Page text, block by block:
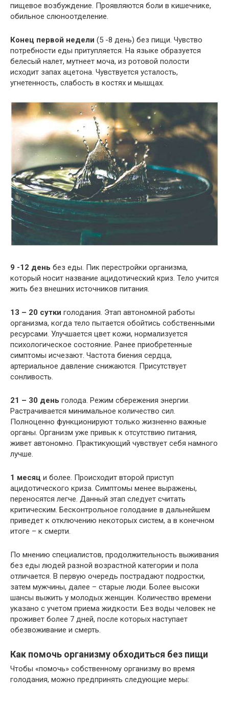
пищевое возбуждение. Проявляются боли в кишечнике,
обильное слюноотделение.
Конец первой недели (5 -8 день) без пищи. Чувство
потребности еды притупляется. На языке образуется
белесый налет, мутнеет моча, из ротовой полости
исходит запах ацетона. Чувствуется усталость,
угнетенность, слабость в костях и мышцах.
9 -12 день без еды. Пик перестройки организма,
который носит название ацидотический криз. Тело учится
жить без внешних источников питания.
13 – 20 сутки голодания. Этап автономной работы
организма, когда тело пытается обойтись собственными
ресурсами. Улучшается цвет кожи, нормализуется
психологическое состояние. Ранее приобретенные
симптомы исчезают. Частота биения сердца,
артериальное давление снижаются. Присутствует
сонливость.
21 – 30 день голода. Режим сбережения энергии.
Растрачивается минимальное количество сил.
Полноценно функционируют только жизненно важные
органы. Организм уже привык к отсутствию питания,
живет автономно. Практикующий чувствует себя намного
лучше.
1 месяц и более. Происходит второй приступ
ацидотического криза. Симптомы менее выражены,
переносятся легче. Данный этап следует считать
критическим. Бесконтрольное голодание в дальнейшем
приведет к отключению некоторых систем, а в конечном
итоге – к смерти.
По мнению специалистов, продолжительность выживания
без еды людей разной возрастной категории и пола
отличается. В первую очередь пострадают подростки,
затем мужчины, далее – старые люди. Более высоки
шансы выжить у молодых женщин. Количество времени
указано с учетом приема жидкости. Без воды человек не
проживет более 7 дней, после которых наступает
обезвоживание и смерть.
Как помочь организму обходиться без пищи
Чтобы «помочь» собственному организму во время
голодания, можно предпринять следующие меры: